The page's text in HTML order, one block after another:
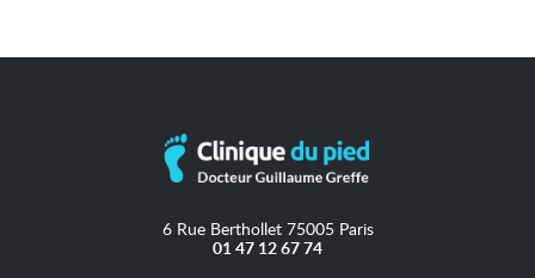
6 Rue Berthollet 75005 Paris
01 47 12 67 74